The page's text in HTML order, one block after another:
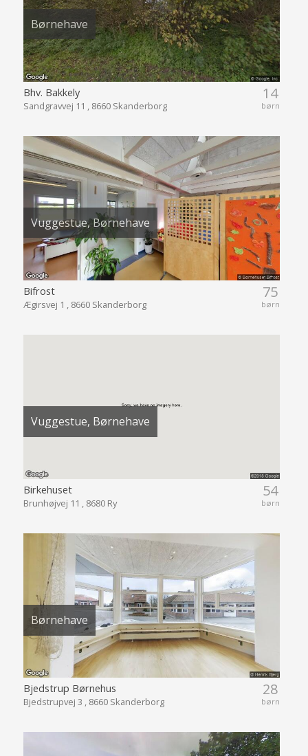
Børnehave
14
børn
Bhv. Bakkely
Sandgravvej 11 , 8660 Skanderborg
Vuggestue, Børnehave
75
børn
Bifrost
Ægirsvej 1 , 8660 Skanderborg
Vuggestue, Børnehave
54
børn
Birkehuset
Brunhøjvej 11 , 8680 Ry
Børnehave
28
børn
Bjedstrup Børnehus
Bjedstrupvej 3 , 8660 Skanderborg